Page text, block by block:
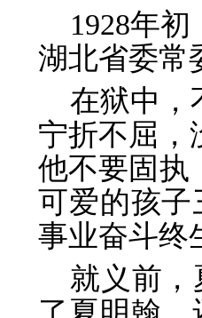
1928年
湖北省委常
在狱中，
宁折不屈，
他不要固执
可爱的孩子
事业奋斗终
就义前